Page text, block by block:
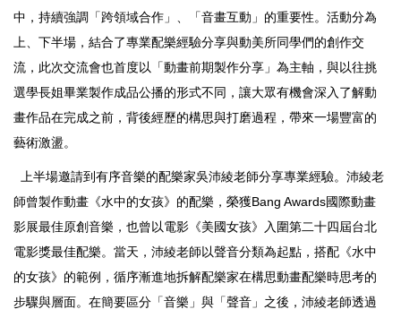
中，持續強調「跨領域合作」、「音畫互動」的重要性。活動分為
上、下半場，結合了專業配樂經驗分享與動美所同學們的創作交
流，此次交流會也首度以「動畫前期製作分享」為主軸，與以往挑
選學長姐畢業製作成品公播的形式不同，讓大眾有機會深入了解動
畫作品在完成之前，背後經歷的構思與打磨過程，帶來一場豐富的
藝術激盪。
上半場邀請到有序音樂的配樂家吳沛綾老師分享專業經驗。沛綾老
師曾製作動畫《水中的女孩》的配樂，榮獲Bang Awards國際動畫
影展最佳原創音樂，也曾以電影《美國女孩》入圍第二十四屆台北
電影獎最佳配樂。當天，沛綾老師以聲音分類為起點，搭配《水中
的女孩》的範例，循序漸進地拆解配樂家在構思動畫配樂時思考的
步驟與層面。在簡要區分「音樂」與「聲音」之後，沛綾老師透過